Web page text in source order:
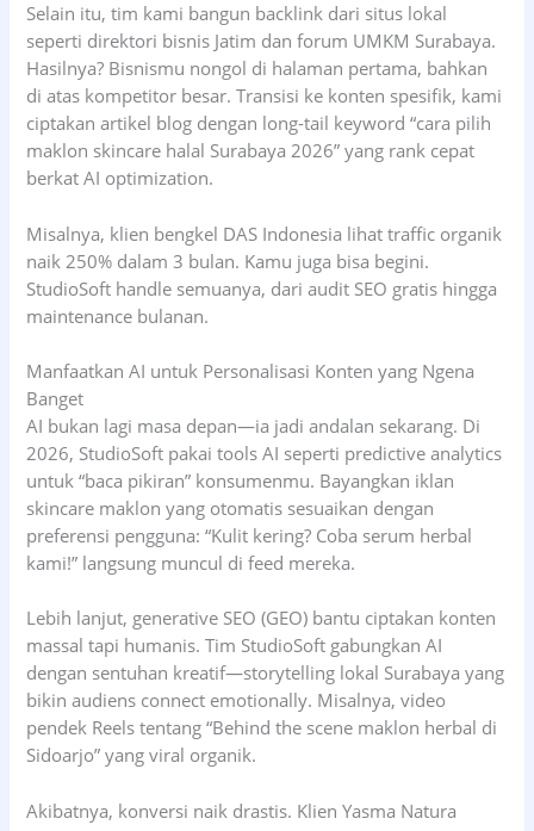
Selain itu, tim kami bangun backlink dari situs lokal
seperti direktori bisnis Jatim dan forum UMKM Surabaya.
Hasilnya? Bisnismu nongol di halaman pertama, bahkan
di atas kompetitor besar. Transisi ke konten spesifik, kami
ciptakan artikel blog dengan long-tail keyword “cara pilih
maklon skincare halal Surabaya 2026” yang rank cepat
berkat AI optimization.
Misalnya, klien bengkel DAS Indonesia lihat traffic organik
naik 250% dalam 3 bulan. Kamu juga bisa begini.
StudioSoft handle semuanya, dari audit SEO gratis hingga
maintenance bulanan.
Manfaatkan AI untuk Personalisasi Konten yang Ngena
Banget
AI bukan lagi masa depan—ia jadi andalan sekarang. Di
2026, StudioSoft pakai tools AI seperti predictive analytics
untuk “baca pikiran” konsumenmu. Bayangkan iklan
skincare maklon yang otomatis sesuaikan dengan
preferensi pengguna: “Kulit kering? Coba serum herbal
kami!” langsung muncul di feed mereka.
Lebih lanjut, generative SEO (GEO) bantu ciptakan konten
massal tapi humanis. Tim StudioSoft gabungkan AI
dengan sentuhan kreatif—storytelling lokal Surabaya yang
bikin audiens connect emotionally. Misalnya, video
pendek Reels tentang “Behind the scene maklon herbal di
Sidoarjo” yang viral organik.
Akibatnya, konversi naik drastis. Klien Yasma Natura